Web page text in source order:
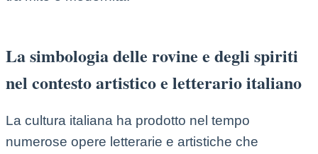
La simbologia delle rovine e degli spiriti
nel contesto artistico e letterario italiano
La cultura italiana ha prodotto nel tempo
numerose opere letterarie e artistiche che